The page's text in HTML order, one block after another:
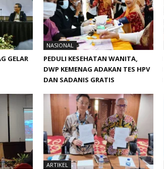
GELAR
NASIONAL
PEDULI KESEHATAN WANITA,
DWP KEMENAG ADAKAN TES HPV
DAN SADANIS GRATIS
ARTIKEL